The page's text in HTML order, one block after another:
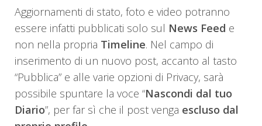
Aggiornamenti di stato, foto e video potranno
essere infatti pubblicati solo sul News Feed e
non nella propria Timeline. Nel campo di
inserimento di un nuovo post, accanto al tasto
“Pubblica” e alle varie opzioni di Privacy, sarà
possibile spuntare la voce “Nascondi dal tuo
Diario”, per far sì che il post venga escluso dal